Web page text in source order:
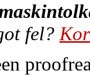
fel?